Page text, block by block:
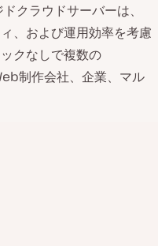
クラウドサーバーは、
、および運用効率を考慮
クなしで複数の
制作会社、企業、マル